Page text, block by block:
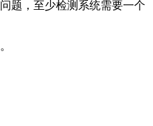
题，至少检测系统需要一个